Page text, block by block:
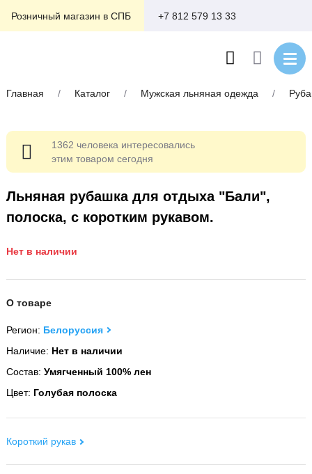
Розничный магазин в СПБ +7 812 579 13 33
Главная / Каталог / Мужская льняная одежда /
Льняная рубашка для отдыха "Бали",
полоска, с коротким рукавом.
Нет в наличии
О товаре
Регион: Белоруссия
Наличие: Нет в наличии
Состав: Умягченный 100% лен
Цвет: Голубая полоска
Короткий рукав
1362 человека интересовались
этим товаром сегодня